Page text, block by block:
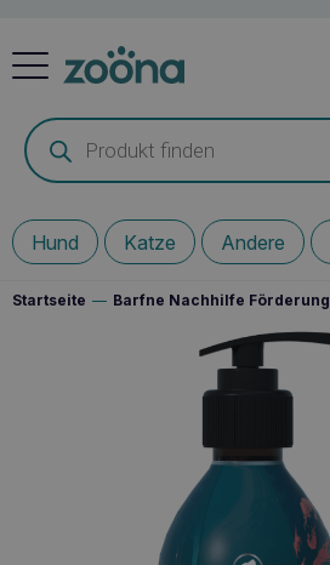
Products
search
Hund Katze Andere
Startseite — Barfne Nachhilfe Förderung